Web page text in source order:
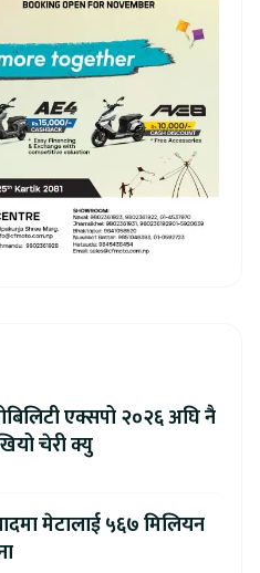
एक्सपो २०२६ अघि नै
चेरी क्यु
मेटालाई ५६७ मिलियन